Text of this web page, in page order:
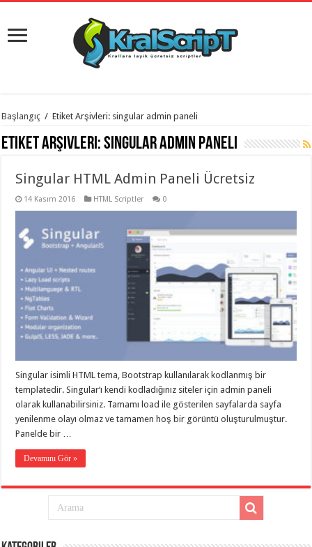
istanbul
evden
eve
organizasyon
gaziantep
evden
evden
taşımacılık
evden
taşımacılık,
evden
taşımacılık,
gaziantep
gaziantep
evden
taşımacılık ,
gaziantep
evden
taşımacılık,
gaziantep
Başlangıç / Etiket Arşivleri: singular admin paneli
Etiket Arşivleri:singular admin paneli
Singular HTML Admin Paneli Ücretsiz
14 Kasım 2016 HTML Scriptler 0
Singular isimli HTML tema, Bootstrap kullanılarak kodlanmış bir
templatedir. Singular‘ı kendi kodladığınız siteler için admin paneli
olarak kullanabilirsiniz. Tamamı load ile gösterilen sayfalarda sayfa
yenilenme olayı olmaz ve tamamen hoş bir görüntü oluşturulmuştur.
Panelde bir …
Devamını Gör »